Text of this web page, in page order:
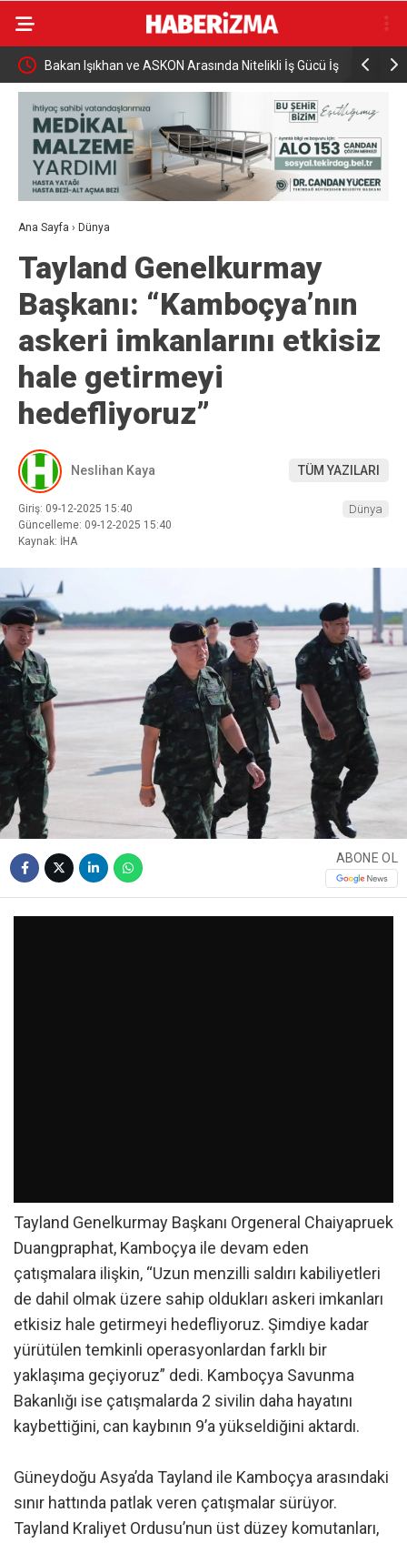
Bakan Işıkhan ve ASKON Arasında Nitelikli İş Gücü İş
Birliği
Yeni
Dönmez
Ana Sayfa › Dünya
Tayland Genelkurmay
Başkanı: “Kamboçya’nın
askeri imkanlarını etkisiz
hale getirmeyi
hedefliyoruz”
Neslihan Kaya TÜM YAZILARI
Giriş: 09-12-2025 15:40
Güncelleme: 09-12-2025 15:40
Kaynak: İHA
Dünya
ABONE OL
Tayland Genelkurmay Başkanı Orgeneral Chaiyapruek
Duangpraphat, Kamboçya ile devam eden
çatışmalara ilişkin, “Uzun menzilli saldırı kabiliyetleri
de dahil olmak üzere sahip oldukları askeri imkanları
etkisiz hale getirmeyi hedefliyoruz. Şimdiye kadar
yürütülen temkinli operasyonlardan farklı bir
yaklaşıma geçiyoruz” dedi. Kamboçya Savunma
Bakanlığı ise çatışmalarda 2 sivilin daha hayatını
kaybettiğini, can kaybının 9’a yükseldiğini aktardı.
Güneydoğu Asya’da Tayland ile Kamboçya arasındaki
sınır hattında patlak veren çatışmalar sürüyor.
Tayland Kraliyet Ordusu’nun üst düzey komutanları,